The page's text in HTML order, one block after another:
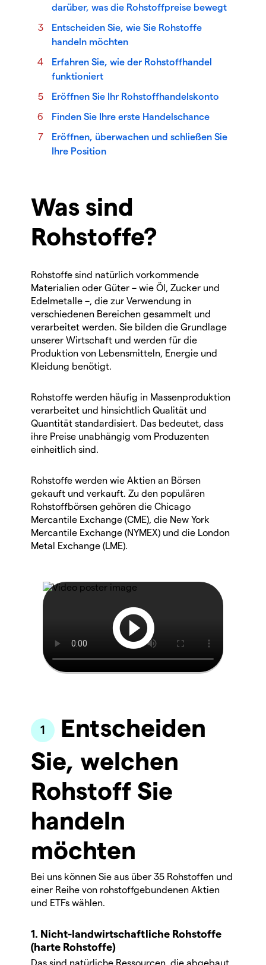
darüber, was die Rohstoffpreise bewegt
Entscheiden Sie, wie Sie Rohstoffe
handeln möchten
Erfahren Sie, wie der Rohstoffhandel
funktioniert
Eröffnen Sie Ihr Rohstoffhandelskonto
Finden Sie Ihre erste Handelschance
Eröffnen, überwachen und schließen Sie
Ihre Position
Was sind
Rohstoffe?
Rohstoffe sind natürlich vorkommende
Materialien oder Güter – wie Öl, Zucker und
Edelmetalle –, die zur Verwendung in
verschiedenen Bereichen gesammelt und
verarbeitet werden. Sie bilden die Grundlage
unserer Wirtschaft und werden für die
Produktion von Lebensmitteln, Energie und
Kleidung benötigt.
Rohstoffe werden häufig in Massenproduktion
verarbeitet und hinsichtlich Qualität und
Quantität standardisiert. Das bedeutet, dass
ihre Preise unabhängig vom Produzenten
einheitlich sind.
Rohstoffe werden wie Aktien an Börsen
gekauft und verkauft. Zu den populären
Rohstoffbörsen gehören die Chicago
Mercantile Exchange (CME), die New York
Mercantile Exchange (NYMEX) und die London
Metal Exchange (LME).
Entscheiden
Sie, welchen
Rohstoff Sie
handeln
möchten
Bei uns können Sie aus über 35 Rohstoffen und
einer Reihe von rohstoffgebundenen Aktien
und ETFs wählen.
1. Nicht-landwirtschaftliche Rohstoffe
(harte Rohstoffe)
Das sind natürliche Ressourcen, die abgebaut